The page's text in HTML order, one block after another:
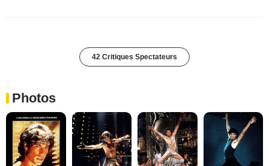
42 Critiques Spectateurs
Photos